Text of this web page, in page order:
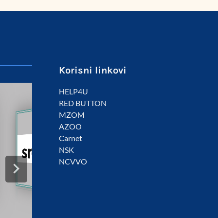
Korisni linkovi
HELP4U
RED BUTTON
MZOM
AZOO
Carnet
NSK
NCVVO